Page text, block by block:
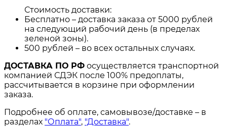
Стоимость доставки:
Бесплатно – доставка заказа от 5000 рублей
на следующий рабочий день (в пределах
зеленой зоны).
500 рублей – во всех остальных случаях.
ДОСТАВКА ПО РФ осуществляется транспортной
компанией СДЭК после 100% предоплаты,
рассчитывается в корзине при оформлении
заказа.
Подробнее об оплате, самовывозе/доставке – в
разделах "Оплата", "Доставка".